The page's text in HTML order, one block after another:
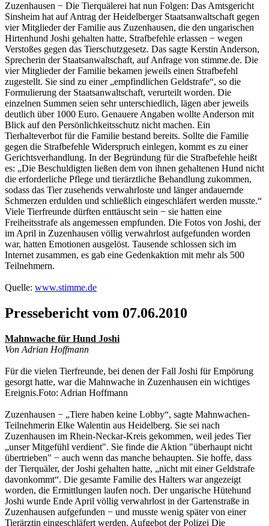
Zuzenhausen − Die Tierquälerei hat nun Folgen: Das Amtsgericht
Sinsheim hat auf Antrag der Heidelberger Staatsanwaltschaft gegen
vier Mitglieder der Familie aus Zuzenhausen, die den ungarischen
Hirtenhund Joshi gehalten hatte, Strafbefehle erlassen − wegen
Verstoßes gegen das Tierschutzgesetz. Das sagte Kerstin Anderson,
Sprecherin der Staatsanwaltschaft, auf Anfrage von stimme.de. Die
vier Mitglieder der Familie bekamen jeweils einen Strafbefehl
zugestellt. Sie sind zu einer „empfindlichen Geldstrafe“, so die
Formulierung der Staatsanwaltschaft, verurteilt worden. Die
einzelnen Summen seien sehr unterschiedlich, lägen aber jeweils
deutlich über 1000 Euro. Genauere Angaben wollte Anderson mit
Blick auf den Persönlichkeitsschutz nicht machen. Ein
Tierhalteverbot für die Familie bestand bereits. Sollte die Familie
gegen die Strafbefehle Widerspruch einlegen, kommt es zu einer
Gerichtsverhandlung. In der Begründung für die Strafbefehle heißt
es: „Die Beschuldigten ließen dem von ihnen gehaltenen Hund nicht
die erforderliche Pflege und tierärztliche Behandlung zukommen,
sodass das Tier zusehends verwahrloste und länger andauernde
Schmerzen erdulden und schließlich eingeschläfert werden musste.“
Viele Tierfreunde dürften enttäuscht sein − sie hatten eine
Freiheitsstrafe als angemessen empfunden. Die Fotos von Joshi, der
im April in Zuzenhausen völlig verwahrlost aufgefunden worden
war, hatten Emotionen ausgelöst. Tausende schlossen sich im
Internet zusammen, es gab eine Gedenkaktion mit mehr als 500
Teilnehmern.
Quelle: www.stimme.de
Pressebericht vom 07.06.2010
Mahnwache für Hund Joshi
Von Adrian Hoffmann
Für die vielen Tierfreunde, bei denen der Fall Joshi für Empörung
gesorgt hatte, war die Mahnwache in Zuzenhausen ein wichtiges
Ereignis.Foto: Adrian Hoffmann
Zuzenhausen − „Tiere haben keine Lobby“, sagte Mahnwachen-
Teilnehmerin Elke Walentin aus Heidelberg. Sie sei nach
Zuzenhausen im Rhein-Neckar-Kreis gekommen, weil jedes Tier
„unser Mitgefühl verdient". Sie finde die Aktion "überhaupt nicht
übertrieben" − auch wenn das manche behaupten. Sie hoffe, dass
der Tierquäler, der Joshi gehalten hatte, „nicht mit einer Geldstrafe
davonkommt“. Die gesamte Familie des Halters war angezeigt
worden, die Ermittlungen laufen noch. Der ungarische Hütehund
Joshi wurde Ende April völlig verwahrlost in der Gartenstraße in
Zuzenhausen aufgefunden − und musste wenig später von einer
Tierärztin eingeschläfert werden. Aufgebot der Polizei Die